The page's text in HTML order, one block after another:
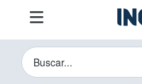
Instituto
Buscador del